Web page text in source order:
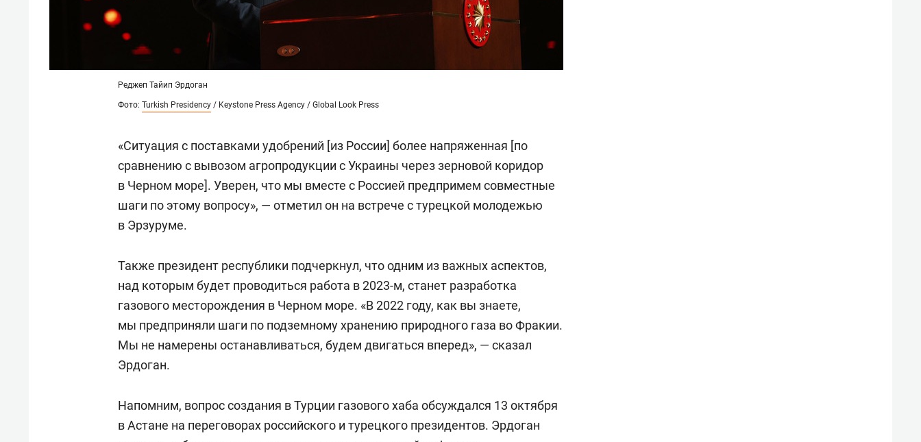
Реджеп Тайип Эрдоган
Фото: Turkish Presidency / Keystone Press Agency / Global Look Press
«Ситуация с поставками удобрений [из России] более напряженная [по
сравнению с вывозом агропродукции с Украины через зерновой коридор
в Черном море]. Уверен, что мы вместе с Россией предпримем совместные
шаги по этому вопросу», — отметил он на встрече с турецкой молодежью
в Эрзуруме.
Также президент республики подчеркнул, что одним из важных аспектов,
над которым будет проводиться работа в 2023-м, станет разработка
газового месторождения в Черном море. «В 2022 году, как вы знаете,
мы предприняли шаги по подземному хранению природного газа во Фракии.
Мы не намерены останавливаться, будем двигаться вперед», — сказал
Эрдоган.
Напомним, вопрос создания в Турции газового хаба обсуждался 13 октября
в Астане на переговорах российского и турецкого президентов. Эрдоган